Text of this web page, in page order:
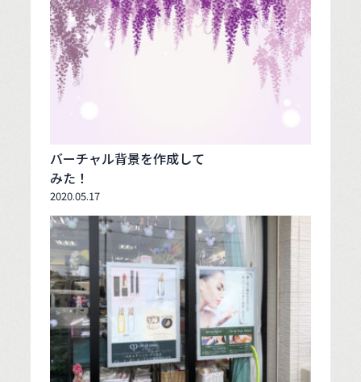
バーチャル背景を作成して
みた！
2020.05.17